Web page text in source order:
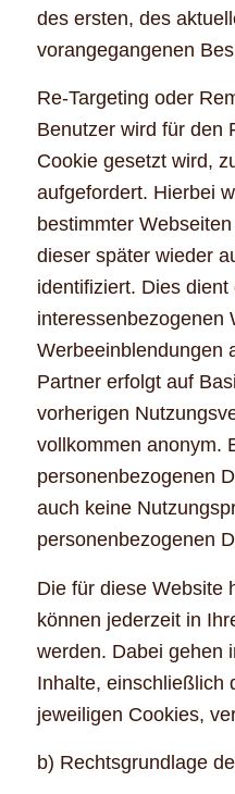
des ersten, des
vorangegangenen
Re-Targeting oder
Benutzer wird für den
Cookie gesetzt wird,
aufgefordert. Hierbei
bestimmter
dieser später wieder
identifiziert. Dies
interessenbezogenen
Werbeeinblendungen
Partner erfolgt auf
vorherigen
vollkommen anonym.
personenbezogenen
auch keine
personenbezogenen
Die für diese Website
können jederzeit in
werden. Dabei gehen
Inhalte, einschließlich
jeweiligen Cookies,
b) Rechtsgrundlage